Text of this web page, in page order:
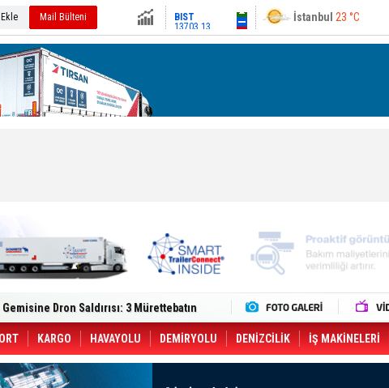
Mail Bülteni
Altın6544.27 Ankara21 °C
Master Red EDITION'ı ÖKN Lojistik
CCO'su Oldu
49 Destinasyonda İndirimli Taşıma
Aybir Lojistik Filosuna Katıldı
Dergi)
KARGO HAVAYOLU DEMİRYOLU DENİZCİLİK İŞ MAKİNELERİ